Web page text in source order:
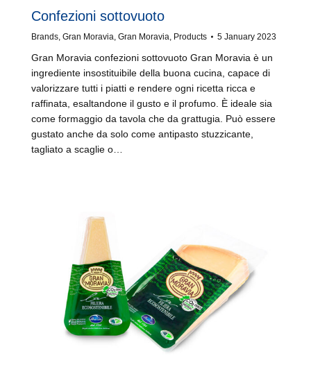
Confezioni sottovuoto
Brands, Gran Moravia, Gran Moravia, Products 5 January 2023
Gran Moravia confezioni sottovuoto Gran Moravia è un
ingrediente insostituibile della buona cucina, capace di
valorizzare tutti i piatti e rendere ogni ricetta ricca e
raffinata, esaltandone il gusto e il profumo. È ideale sia
come formaggio da tavola che da grattugia. Può essere
gustato anche da solo come antipasto stuzzicante,
tagliato a scaglie o…